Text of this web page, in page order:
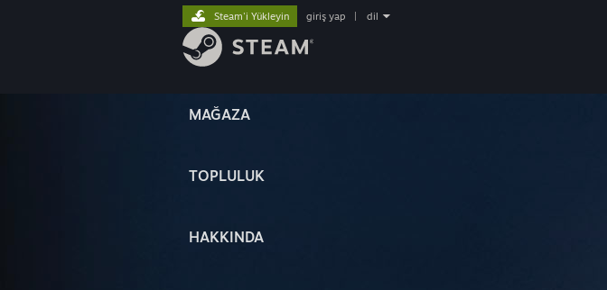
MAĞAZA
TOPLULUK
HAKKINDA
Steam'i Yükleyin giriş yap dil